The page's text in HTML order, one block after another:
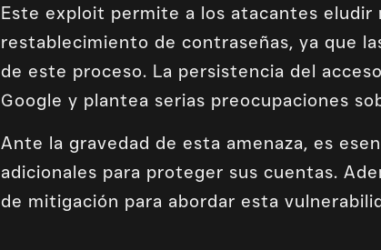
Este exploit permite a los atacantes eludir
restablecimiento de contraseñas, ya que
de este proceso. La persistencia del
Google y plantea serias preocupaciones
Ante la gravedad de esta amenaza, es
adicionales para proteger sus cuentas.
de mitigación para abordar esta